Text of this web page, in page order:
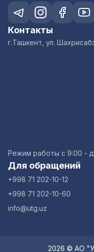
Контакты
г.Ташкент, ул.
Режим работы с 9:00 -
Для обращений
+998 71 202-10-12
+998 71 202-10-60
info@utg.uz
2026 © АО